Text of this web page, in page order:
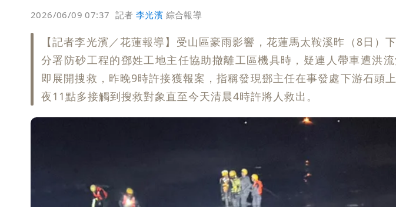
2026/06/09 07:37 記者李光濱 綜合報導
【記者李光濱／花蓮報導】受山區豪雨影響，花蓮馬太鞍溪昨（8日）
分署防砂工程的鄧姓工地主任協助撤離工區機具時，疑連人帶車遭洪
即展開搜救，昨晚9時許接獲報案，指稱發現鄧主任在事發處下游石頭
夜11點多接觸到搜救對象直至今天清晨4時許將人救出。